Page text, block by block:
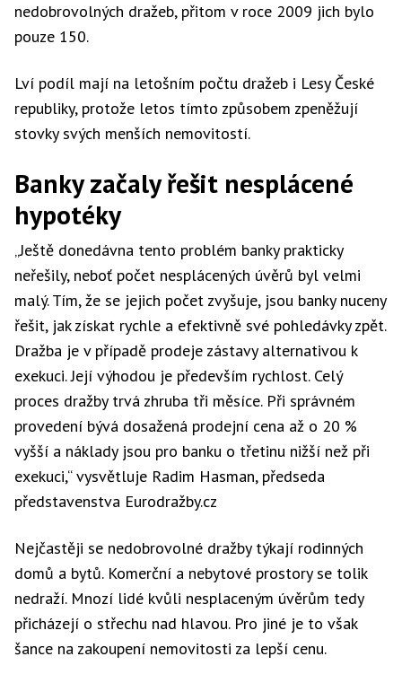
nedobrovolných dražeb, přitom v roce 2009 jich bylo
pouze 150.
Lví podíl mají na letošním počtu dražeb i Lesy České
republiky, protože letos tímto způsobem zpeněžují
stovky svých menších nemovitostí.
Banky začaly řešit nesplácené
hypotéky
„Ještě donedávna tento problém banky prakticky
neřešily, neboť počet nesplácených úvěrů byl velmi
malý. Tím, že se jejich počet zvyšuje, jsou banky nuceny
řešit, jak získat rychle a efektivně své pohledávky zpět.
Dražba je v případě prodeje zástavy alternativou k
exekuci. Její výhodou je především rychlost. Celý
proces dražby trvá zhruba tři měsíce. Při správném
provedení bývá dosažená prodejní cena až o 20 %
vyšší a náklady jsou pro banku o třetinu nižší než při
exekuci,“ vysvětluje Radim Hasman, předseda
představenstva Eurodražby.cz
Nejčastěji se nedobrovolné dražby týkají rodinných
domů a bytů. Komerční a nebytové prostory se tolik
nedraží. Mnozí lidé kvůli nesplaceným úvěrům tedy
přicházejí o střechu nad hlavou. Pro jiné je to však
šance na zakoupení nemovitosti za lepší cenu.